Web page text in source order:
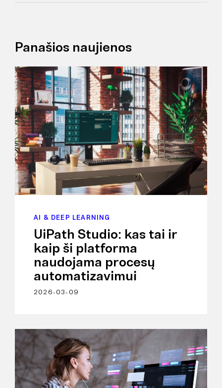
Panašios naujienos
AI & DEEP LEARNING
UiPath Studio: kas tai ir
kaip ši platforma
naudojama procesų
automatizavimui
2026-03-09